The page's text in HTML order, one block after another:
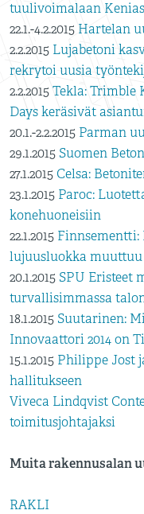
tuulivoimalaan
22.1.-4.2.2015 Hartelan
2.2.2015 Lujabetoni
rekrytoi uusia
2.2.2015 Tekla: Trimble
Days keräsivät
20.1.-2.2.2015 Parman
29.1.2015 Suomen
27.1.2015 Celsa:
23.1.2015 Paroc:
konehuoneisiin
22.1.2015 Finnsementti:
lujuusluokka muuttuu
20.1.2015 SPU Eristeet
turvallisimmassa
18.1.2015 Suutarinen:
Innovaattori 2014 on
15.1.2015 Philippe Jost
hallitukseen
Viveca Lindqvist
toimitusjohtajaksi
Muita rakennusalan
RAKLI